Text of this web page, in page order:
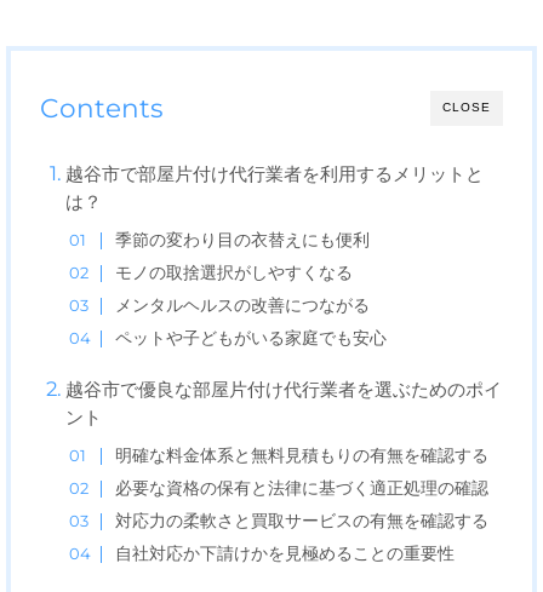
CLOSE
Contents
越谷市で部屋片付け代行業者を利用するメリットと
は？
季節の変わり目の衣替えにも便利
モノの取捨選択がしやすくなる
メンタルヘルスの改善につながる
ペットや子どもがいる家庭でも安心
越谷市で優良な部屋片付け代行業者を選ぶためのポイ
ント
明確な料金体系と無料見積もりの有無を確認する
必要な資格の保有と法律に基づく適正処理の確認
対応力の柔軟さと買取サービスの有無を確認する
自社対応か下請けかを見極めることの重要性